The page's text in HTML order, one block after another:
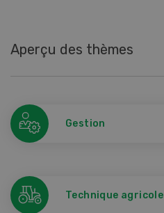
Aperçu des thèmes
Gestion
Technique agricole